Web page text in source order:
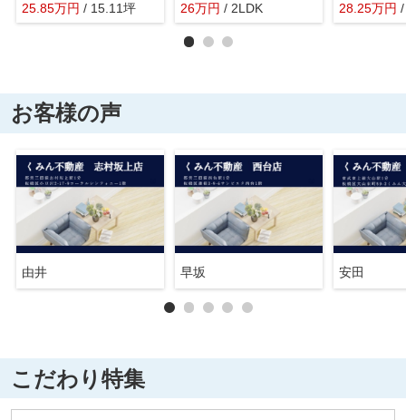
25.85万円 / 15.11坪
26万円 / 2LDK 28.25万円
お客様の声
由井 早坂 安田
こだわり特集